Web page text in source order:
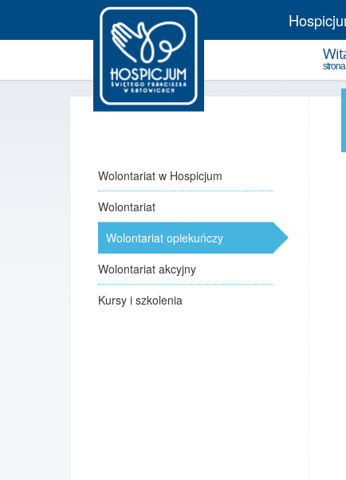
Wolontariat w Hospicjum
Wolontariat
Wolontariat opiekuńczy
Wolontariat akcyjny
Kursy i szkolenia